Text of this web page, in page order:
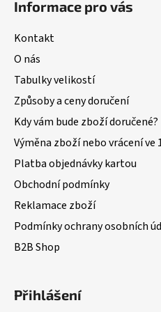
Informace pro vás
Kontakt
O nás
Tabulky velikostí
Způsoby a ceny doručení
Kdy vám bude zboží doručené?
Výměna zboží nebo vrácení ve
Platba objednávky kartou
Obchodní podmínky
Reklamace zboží
Podmínky ochrany osobních
B2B Shop
Přihlášení